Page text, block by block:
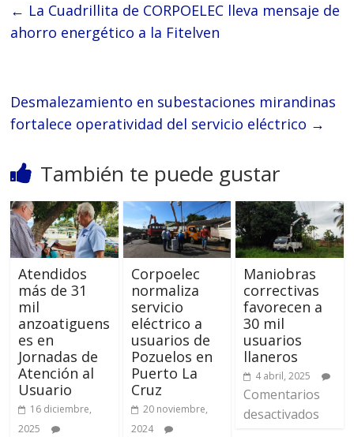
← La Cuadrillita de CORPOELEC lleva mensaje de
ahorro energético a la Fitelven
Desmalezamiento en subestaciones mirandinas
fortalece operatividad del servicio eléctrico →
También te puede gustar
Atendidos
más de 31
mil
anzoatiguens
es en
Jornadas de
Atención al
Usuario
16 diciembre,
2025
Corpoelec
normaliza
servicio
eléctrico a
usuarios de
Pozuelos en
Puerto La
Cruz
20 noviembre,
2024
Maniobras
correctivas
favorecen a
30 mil
usuarios
llaneros
4 abril, 2025
Comentarios
desactivados